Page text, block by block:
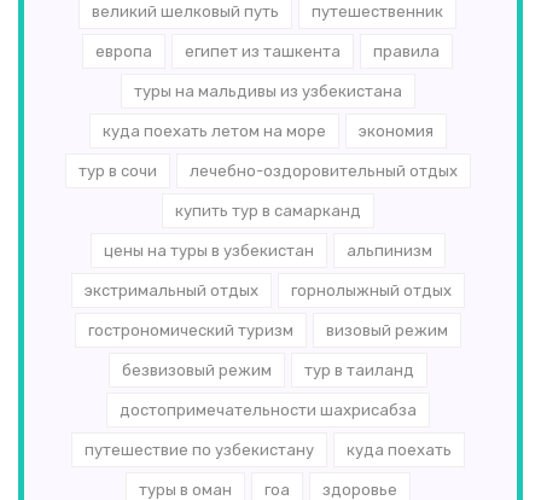
великий шелковый путь путешественник
европа египет из ташкента правила
туры на мальдивы из узбекистана
куда поехать летом на море экономия
тур в сочи лечебно-оздоровительный отдых
купить тур в самарканд
цены на туры в узбекистан альпинизм
экстримальный отдых горнолыжный отдых
гострономический туризм визовый режим
безвизовый режим тур в таиланд
достопримечательности шахрисабза
путешествие по узбекистану куда поехать
туры в оман гоа здоровье